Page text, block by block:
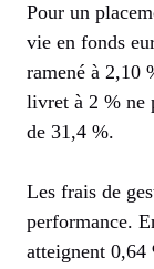
Pour un
vie en fonds
ramené à 2,10
livret à 2 % ne
de 31,4 %.
Les frais de
performance.
atteignent 0,64